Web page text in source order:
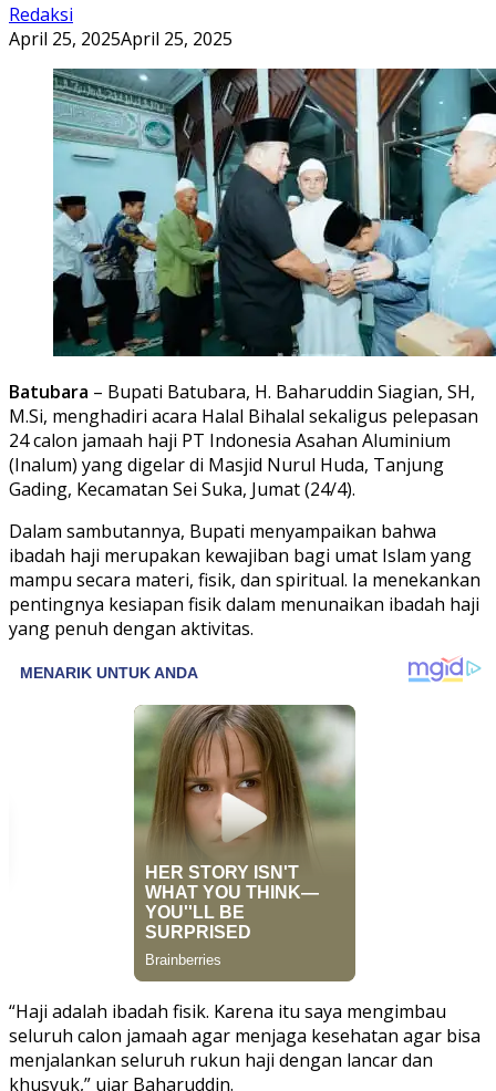
Redaksi
April 25, 2025April 25, 2025
Batubara – Bupati Batubara, H. Baharuddin Siagian, SH,
M.Si, menghadiri acara Halal Bihalal sekaligus pelepasan
24 calon jamaah haji PT Indonesia Asahan Aluminium
(Inalum) yang digelar di Masjid Nurul Huda, Tanjung
Gading, Kecamatan Sei Suka, Jumat (24/4).
Dalam sambutannya, Bupati menyampaikan bahwa
ibadah haji merupakan kewajiban bagi umat Islam yang
mampu secara materi, fisik, dan spiritual. Ia menekankan
pentingnya kesiapan fisik dalam menunaikan ibadah haji
yang penuh dengan aktivitas.
“Haji adalah ibadah fisik. Karena itu saya mengimbau
seluruh calon jamaah agar menjaga kesehatan agar bisa
menjalankan seluruh rukun haji dengan lancar dan
khusyuk,” ujar Baharuddin.